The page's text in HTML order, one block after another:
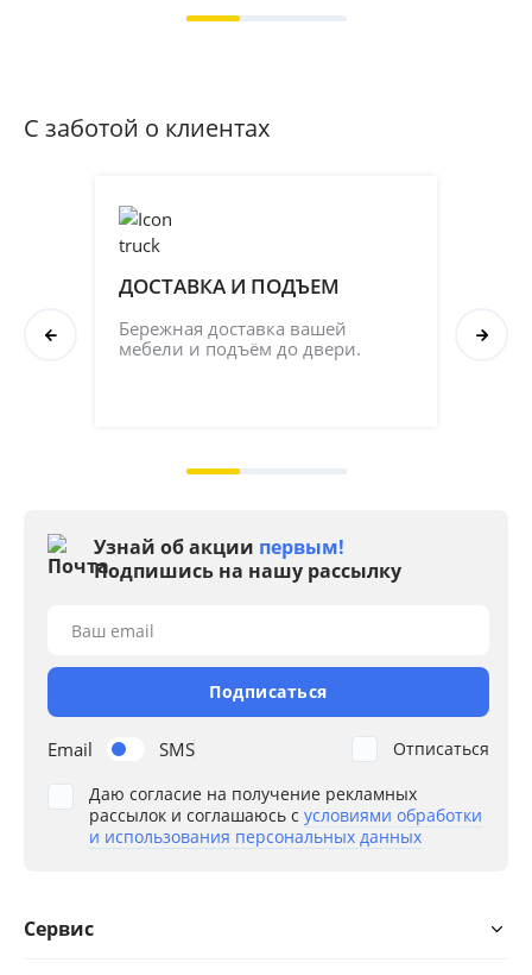
С заботой о клиентах
ДОСТАВКА И ПОДЪЕМ
Бережная доставка вашей
мебели и подъём до двери.
Узнай об акции первым!
Подпишись на нашу рассылку
Email SMS
Ваш email
Подписаться
Даю согласие на получение рекламных
рассылок и соглашаюсь с условиями обработки
и использования персональных данных
Отписаться
Сервис